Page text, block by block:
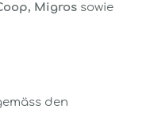
Migros sowie
den